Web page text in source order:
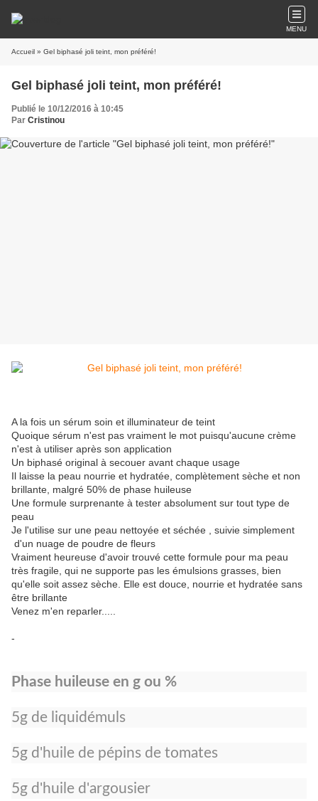
MENU
Accueil » Gel biphasé joli teint, mon préféré!
Gel biphasé joli teint, mon préféré!
Publié le 10/12/2016 à 10:45
Par Cristinou
A la fois un sérum soin et illuminateur de teint
Quoique sérum n'est pas vraiment le mot puisqu'aucune crème
n'est à utiliser après son application
Un biphasé original à secouer avant chaque usage
Il laisse la peau nourrie et hydratée, complètement sèche et non
brillante, malgré 50% de phase huileuse
Une formule surprenante à tester absolument sur tout type de
peau
Je l'utilise sur une peau nettoyée et séchée , suivie simplement
d'un nuage de poudre de fleurs
Vraiment heureuse d'avoir trouvé cette formule pour ma peau
très fragile, qui ne supporte pas les émulsions grasses, bien
qu'elle soit assez sèche. Elle est douce, nourrie et hydratée sans
être brillante
Venez m'en reparler.....
-
Phase huileuse en g ou %
5g de liquidémuls
5g d'huile de pépins de tomates
5g d'huile d'argousier